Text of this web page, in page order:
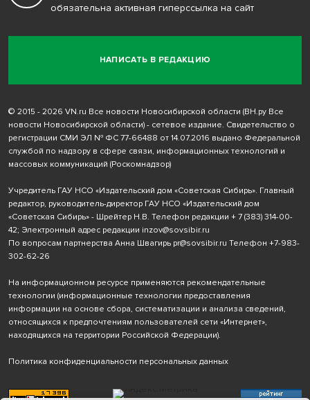
НАПИСАТЬ В РЕДАКЦИЮ
обязательна активная гиперссылка на сайт
© 2015 - 2026 VN.ru Все новости Новосибирской области (ВН.ру Все
новости Новосибирской области) - сетевое издание. Свидетельство о
регистрации СМИ ЭЛ № ФС 77-66488 от 14.07.2016 выдано Федеральной
службой по надзору в сфере связи, информационных технологий и
массовых коммуникаций (Роскомнадзор)
Учредитель ГАУ НСО «Издательский дом «Советская Сибирь». Главный
редактор, руководитель-директор ГАУ НСО «Издательский дом
«Советская Сибирь» - Шрейтер Н.В. Телефон редакции + 7 (383) 314-00-
42; Электронный адрес редакции inzov@sovsibir.ru
По вопросам партнерства Анна Швагирь pr@sovsibir.ru Телефон +7-983-
302-62-26
На информационном ресурсе применяются рекомендательные
технологии (информационные технологии предоставления
информации на основе сбора, систематизации и анализа сведений,
относящихся к предпочтениям пользователей сети «Интернет»,
находящихся на территории Российской Федерации).
Политика конфиденциальности персональных данных